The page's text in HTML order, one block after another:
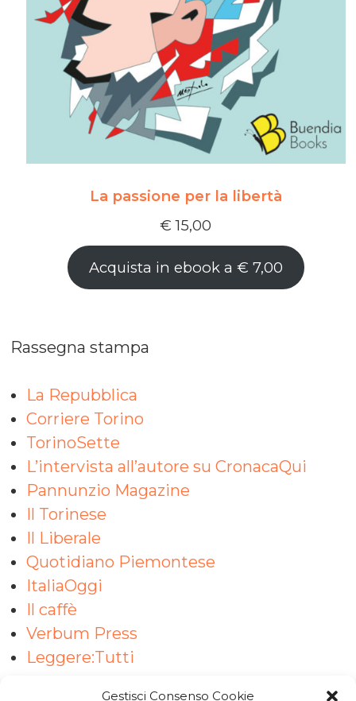
Gestisci Consenso Cookie
La passione per la libertà
€ 15,00
Acquista in ebook a € 7,00
Rassegna stampa
La Repubblica
Corriere Torino
TorinoSette
L’intervista all’autore su CronacaQui
Pannunzio Magazine
Il Torinese
Il Liberale
Quotidiano Piemontese
ItaliaOggi
Il caffè
Verbum Press
Leggere:Tutti